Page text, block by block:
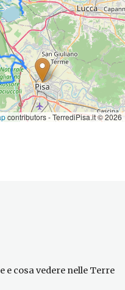
contributors - TerrediPisa.it © 2026
cosa vedere nelle Terre